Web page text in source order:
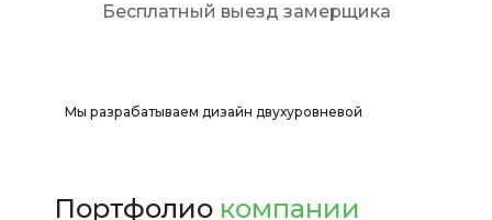
Бесплатный выезд замерщика
Мы разрабатываем дизайн двухуровневой
Портфолио компании